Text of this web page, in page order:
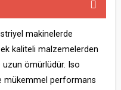
makinelerde
kaliteli malzemelerden
uzun ömürlüdür. Iso
mükemmel performans